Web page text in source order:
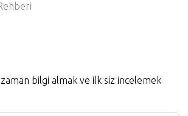
bilgi almak ve ilk siz incelemek